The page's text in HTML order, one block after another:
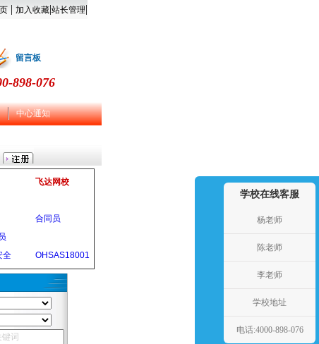
| 加入收藏|站长管理|
留言板
898-076
中心通知
飞达网校
合同员
全 OHSAS18001
学校在线客服
杨老师
陈老师
李老师
学校地址
电话:4000-898-076